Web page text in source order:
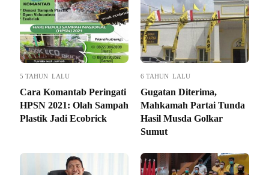
5 TAHUN LALU
Cara Komantab Peringati
HPSN 2021: Olah Sampah
Plastik Jadi Ecobrick
6 TAHUN LALU
Gugatan Diterima,
Mahkamah Partai Tunda
Hasil Musda Golkar
Sumut